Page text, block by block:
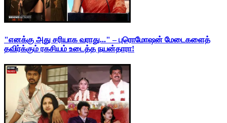
"எனக்கு அது சரியாக வராது..." – புரொமோஷன் மேடைகளைத்
தவிர்க்கும் ரகசியம் உடைத்த நயன்தாரா!